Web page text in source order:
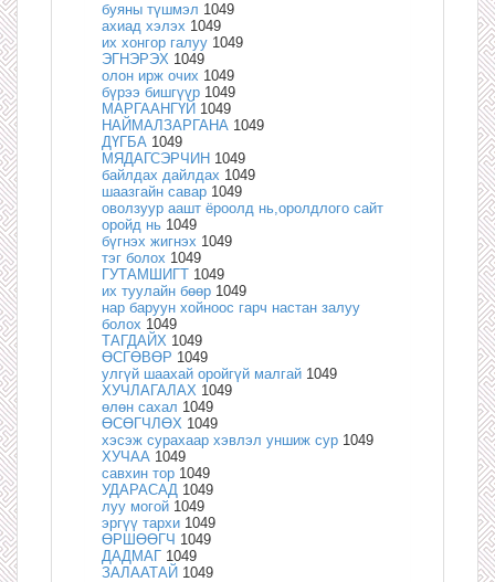
буяны түшмэл 1049
ахиад хэлэх 1049
их хонгор галуу 1049
ЭГНЭРЭХ 1049
олон ирж очих 1049
бүрээ бишгүүр 1049
МАРГААНГҮЙ 1049
НАЙМАЛЗАРГАНА 1049
ДҮГБА 1049
МЯДАГСЭРЧИН 1049
байлдах дайлдах 1049
шаазгайн савар 1049
оволзуур аашт ёроолд нь,оролдлого сайт
оройд нь 1049
бүгнэх жигнэх 1049
тэг болох 1049
ГУТАМШИГТ 1049
их туулайн бөөр 1049
нар баруун хойноос гарч настан залуу
болох 1049
ТАГДАЙХ 1049
ӨСГӨВӨР 1049
улгүй шаахай оройгүй малгай 1049
ХУЧЛАГАЛАХ 1049
өлөн сахал 1049
ӨСӨГЧЛӨХ 1049
хэсэж сурахаар хэвлэл уншиж сур 1049
ХУЧАА 1049
савхин тор 1049
УДАРАСАД 1049
луу могой 1049
эргүү тархи 1049
ӨРШӨӨГЧ 1049
ДАДМАГ 1049
ЗАЛААТАЙ 1049